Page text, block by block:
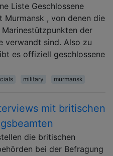
Liste Geschlossene
Murmansk , von denen die
der
verwandt sind. Also zu
es offiziell geschlossene
military murmansk
mit britischen
die britischen
bei der Befragung